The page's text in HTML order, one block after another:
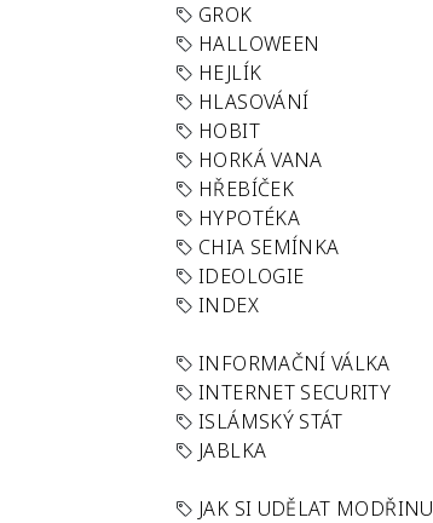
GROK
HALLOWEEN
HEJLÍK
HLASOVÁNÍ
HOBIT
HORKÁ VANA
HŘEBÍČEK
HYPOTÉKA
CHIA SEMÍNKA
IDEOLOGIE
INDEX
INFORMAČNÍ VÁLKA
INTERNET SECURITY
ISLÁMSKÝ STÁT
JABLKA
JAK SI UDĚLAT MODŘINU